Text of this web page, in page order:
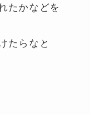
たかなどを
たらなと